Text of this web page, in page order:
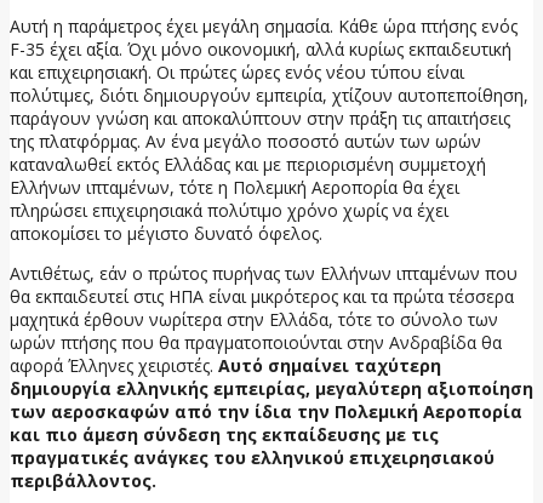
Αυτή η παράμετρος έχει μεγάλη σημασία. Κάθε ώρα πτήσης ενός
F-35 έχει αξία. Όχι μόνο οικονομική, αλλά κυρίως εκπαιδευτική
και επιχειρησιακή. Οι πρώτες ώρες ενός νέου τύπου είναι
πολύτιμες, διότι δημιουργούν εμπειρία, χτίζουν αυτοπεποίθηση,
παράγουν γνώση και αποκαλύπτουν στην πράξη τις απαιτήσεις
της πλατφόρμας. Αν ένα μεγάλο ποσοστό αυτών των ωρών
καταναλωθεί εκτός Ελλάδας και με περιορισμένη συμμετοχή
Ελλήνων ιπταμένων, τότε η Πολεμική Αεροπορία θα έχει
πληρώσει επιχειρησιακά πολύτιμο χρόνο χωρίς να έχει
αποκομίσει το μέγιστο δυνατό όφελος.
Αντιθέτως, εάν ο πρώτος πυρήνας των Ελλήνων ιπταμένων που
θα εκπαιδευτεί στις ΗΠΑ είναι μικρότερος και τα πρώτα τέσσερα
μαχητικά έρθουν νωρίτερα στην Ελλάδα, τότε το σύνολο των
ωρών πτήσης που θα πραγματοποιούνται στην Ανδραβίδα θα
αφορά Έλληνες χειριστές. Αυτό σημαίνει ταχύτερη
δημιουργία ελληνικής εμπειρίας, μεγαλύτερη αξιοποίηση
των αεροσκαφών από την ίδια την Πολεμική Αεροπορία
και πιο άμεση σύνδεση της εκπαίδευσης με τις
πραγματικές ανάγκες του ελληνικού επιχειρησιακού
περιβάλλοντος.